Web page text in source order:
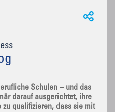
Schulen – und das
darauf ausgerichtet, ihre
qualifizieren, dass sie mit